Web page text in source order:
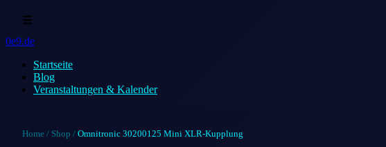
☰
0e9.de
Startseite
Blog
Veranstaltungen & Kalender
Home / Shop / Omnitronic 30200125 Mini XLR-Kupplung